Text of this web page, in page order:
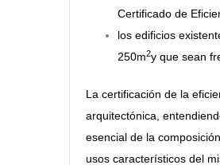
Certificado de
los edificios
250m2y que sean
La certificación de la
arquitectónica,
esencial de la
usos característicos del